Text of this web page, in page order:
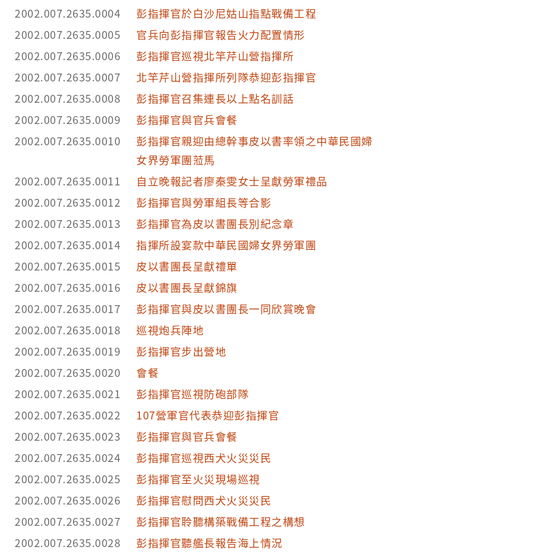
2002.007.2635.0004
彭指揮官於白沙尼姑山指點戰備工程
2002.007.2635.0005
官兵向彭指揮官報告火力配置情形
2002.007.2635.0006
彭指揮官巡視北竿芹山營指揮所
2002.007.2635.0007
北竿芹山營指揮所列隊恭迎彭指揮官
2002.007.2635.0008
彭指揮官召集連長以上點名訓話
2002.007.2635.0009
彭指揮官與官兵會餐
2002.007.2635.0010
彭指揮官親迎由總幹事皮以書率領之中華民國婦
女界勞軍團蒞馬
2002.007.2635.0011
自立晚報記者廖秦雯女士呈獻勞軍禮品
2002.007.2635.0012
彭指揮官與勞軍組長等合影
2002.007.2635.0013
彭指揮官為皮以書團長別紀念章
2002.007.2635.0014
指揮所設宴款中華民國婦女界勞軍團
2002.007.2635.0015
皮以書團長呈獻禮單
2002.007.2635.0016
皮以書團長呈獻錦旗
2002.007.2635.0017
彭指揮官與皮以書團長一同欣賞晚會
2002.007.2635.0018
巡視炮兵陣地
2002.007.2635.0019
彭指揮官步出營地
2002.007.2635.0020
會餐
2002.007.2635.0021
彭指揮官巡視防砲部隊
2002.007.2635.0022
107營軍官代表恭迎彭指揮官
2002.007.2635.0023
彭指揮官與官兵會餐
2002.007.2635.0024
彭指揮官巡視西犬火災災民
2002.007.2635.0025
彭指揮官至火災現場巡視
2002.007.2635.0026
彭指揮官慰問西犬火災災民
2002.007.2635.0027
彭指揮官聆聽構築戰備工程之構想
2002.007.2635.0028
彭指揮官聽艦長報告海上情況